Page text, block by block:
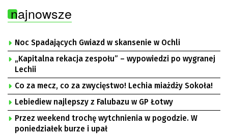
najnowsze
Noc Spadających Gwiazd w skansenie w Ochli
„Kapitalna rekacja zespołu” – wypowiedzi po wygranej
Lechii
Co za mecz, co za zwycięstwo! Lechia miażdży Sokoła!
Lebiediew najlepszy z Falubazu w GP Łotwy
Przez weekend trochę wytchnienia w pogodzie. W
poniedziałek burze i upał